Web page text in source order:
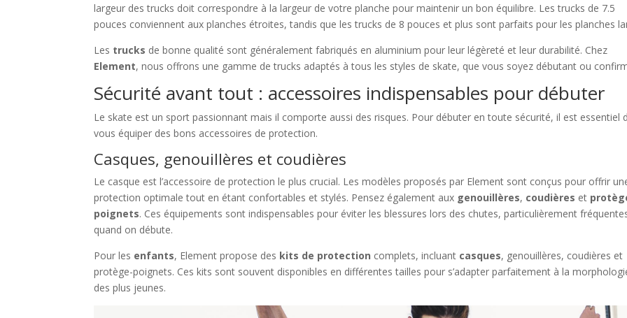
largeur des trucks doit correspondre à la largeur de votre planche pour maintenir un bon équilibre. Les trucks de 7.5
pouces conviennent aux planches étroites, tandis que les trucks de 8 pouces et plus sont parfaits pour les planches
Les trucks de bonne qualité sont généralement fabriqués en aluminium pour leur légèreté et leur durabilité. Chez
Element, nous offrons une gamme de trucks adaptés à tous les styles de skate, que vous soyez débutant ou
Sécurité avant tout : accessoires indispensables pour débuter
Le skate est un sport passionnant mais il comporte aussi des risques. Pour débuter en toute sécurité, il est essentiel
vous équiper des bons accessoires de protection.
Casques, genouillères et coudières
Le casque est l’accessoire de protection le plus crucial. Les modèles proposés par Element sont conçus pour offrir
protection optimale tout en étant confortables et stylés. Pensez également aux genouillères, coudières et
poignets. Ces équipements sont indispensables pour éviter les blessures lors des chutes, particulièrement
quand on débute.
Pour les enfants, Element propose des kits de protection complets, incluant casques, genouillères, coudières et
protège-poignets. Ces kits sont souvent disponibles en différentes tailles pour s’adapter parfaitement à la
des plus jeunes.